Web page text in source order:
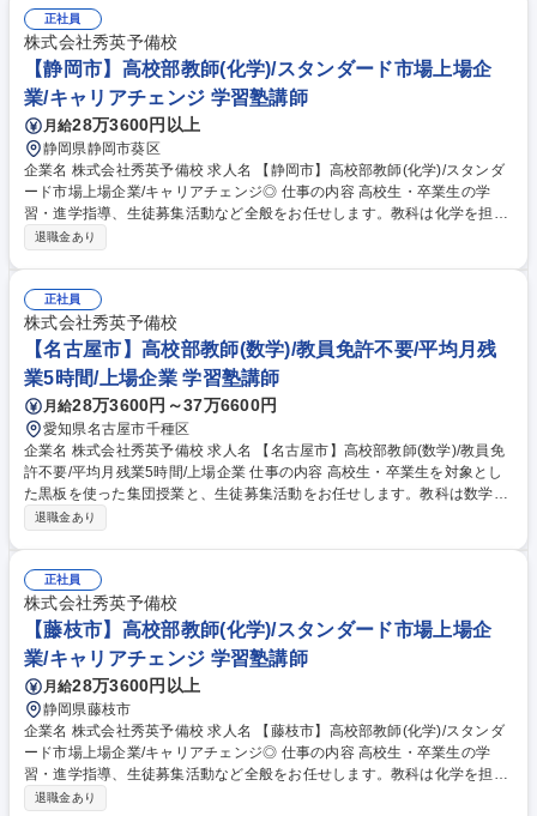
もしくは数学)/教員免許不要/平均月残業5時間
正社員
株式会社秀英予備校
【静岡市】高校部教師(化学)/スタンダード市場上場企
業/キャリアチェンジ 学習塾講師
月給28万3600円以上
静岡県静岡市葵区
企業名 株式会社秀英予備校 求人名 【静岡市】高校部教師(化学)/スタンダ
ード市場上場企業/キャリアチェンジ◎ 仕事の内容 高校生・卒業生の学
習・進学指導、生徒募集活動など全般をお任せします。教科は化学を担当
いただきます。 【業務内容】授業の予習・教材研究・集団授業・質問対
ただきます。また定期的に授業研修があるので、同じ担当科目の社員と切
磋琢磨できる環境があります。 募集職種 【静岡市】高校部教師(化学)/ス
タンダード市場上場企業/キャリアチェンジ◎
退職金あり
正社員
株式会社秀英予備校
【名古屋市】高校部教師(数学)/教員免許不要/平均月残
業5時間/上場企業 学習塾講師
月給28万3600円～37万6600円
愛知県名古屋市千種区
企業名 株式会社秀英予備校 求人名 【名古屋市】高校部教師(数学)/教員免
許不要/平均月残業5時間/上場企業 仕事の内容 高校生・卒業生を対象とし
た黒板を使った集団授業と、生徒募集活動をお任せします。教科は数学を
担当していただきます。 〈内容〉授業の予習・教材研究・集団授業・質問
退職金あり
正社員
株式会社秀英予備校
【藤枝市】高校部教師(化学)/スタンダード市場上場企
業/キャリアチェンジ 学習塾講師
月給28万3600円以上
静岡県藤枝市
企業名 株式会社秀英予備校 求人名 【藤枝市】高校部教師(化学)/スタンダ
ード市場上場企業/キャリアチェンジ◎ 仕事の内容 高校生・卒業生の学
習・進学指導、生徒募集活動など全般をお任せします。教科は化学を担当
いただきます。 【業務内容】授業の予習・教材研究・集団授業・質問対
退職金あり